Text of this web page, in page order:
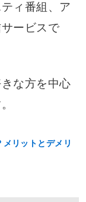
ィ番組、ア
ービスで
な方を中心
リットとデメリ